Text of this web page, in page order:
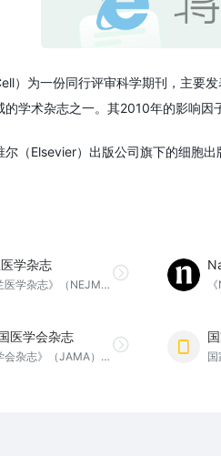
）为一份同行评审科学期刊，主要
的学术杂志之一。其2010年的影响
尔（Elsevier）出版公司旗下的细胞出
学杂志
《新英格兰医学杂志》（NEJM）是一份每周出版的医学期刊，发表新的医学研究和评论文章，以及对生物医学科学和临床实践具有重要意义的各种主题的编辑意见
医学会杂志
《美国医学会杂志》（JAMA）是一份美国出版的经由同行评审的医学期刊。它发表了涵盖生物医学各个方面的原创性研究，评论和社论。该期刊由美国医学会以每周一期出版。